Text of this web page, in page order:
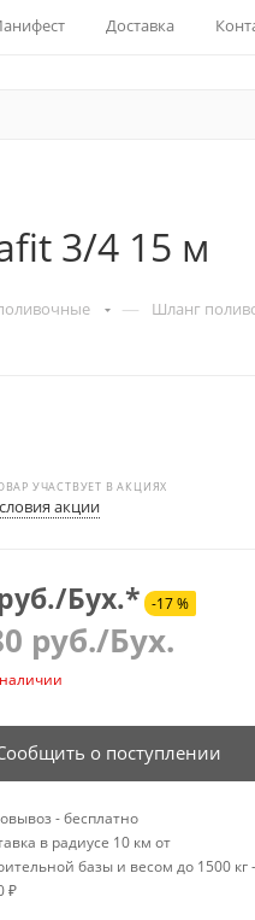
Доставка
3/4 15 м
— Шланг
УЧАСТВУЕТ В АКЦИЯХ
акции
Бух.* -17 %
руб./Бух.
о поступлении
- бесплатно
в радиусе 10 км от
базы и весом до 1500 кг -
₽